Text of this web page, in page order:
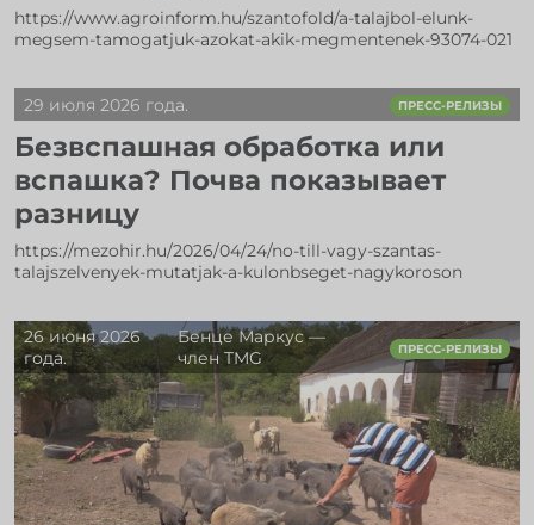
https://www.agroinform.hu/szantofold/a-talajbol-elunk-
megsem-tamogatjuk-azokat-akik-megmentenek-93074-021
29 июля 2026 года. ПРЕСС-РЕЛИЗЫ
Безвспашная обработка или
вспашка? Почва показывает
разницу
https://mezohir.hu/2026/04/24/no-till-vagy-szantas-
talajszelvenyek-mutatjak-a-kulonbseget-nagykoroson
26 июня 2026
года.
Бенце Маркус —
член TMG
ПРЕСС-РЕЛИЗЫ